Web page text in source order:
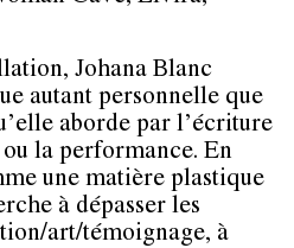
Johana Blanc
autant personnelle que
aborde par l’écriture
la performance. En
une matière plastique
à dépasser les
art/témoignage, à